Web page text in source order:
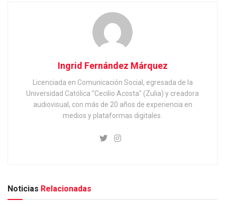
Ingrid Fernández Márquez
Licenciada en Comunicación Social, egresada de la
Universidad Católica "Cecilio Acosta" (Zulia) y creadora
audiovisual, con más de 20 años de experiencia en
medios y plataformas digitales.
Noticias Relacionadas